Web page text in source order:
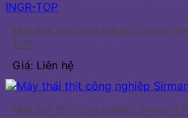
Máy thái thịt công nghiệp Sirman
TOP
Giá: Liên hệ
Máy thái thịt công nghiệp Sirman